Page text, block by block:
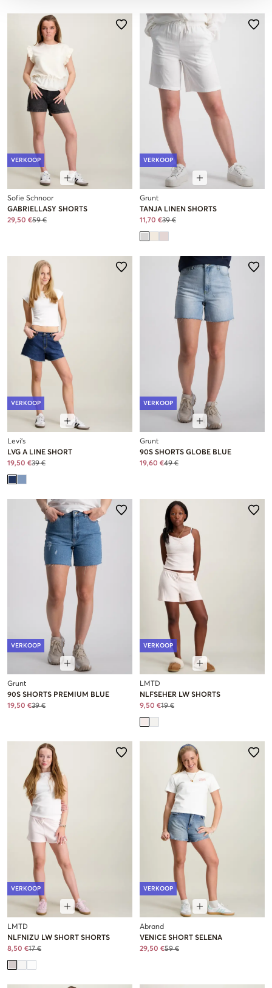
VERKOOP
Sofie Schnoor
GABRIELLASY SHORTS
29,50 €59 €
VERKOOP
Grunt
TANJA LINEN SHORTS
11,70 €39 €
VERKOOP
Levi's
LVG A LINE SHORT
19,50 €39 €
VERKOOP
Grunt
90S SHORTS GLOBE BLUE
19,60 €49 €
VERKOOP
Grunt
90S SHORTS PREMIUM BLUE
19,50 €39 €
VERKOOP
LMTD
NLFSEHER LW SHORTS
9,50 €19 €
VERKOOP
LMTD
NLFNIZU LW SHORT SHORTS
8,50 €17 €
VERKOOP
Abrand
VENICE SHORT SELENA
29,50 €59 €